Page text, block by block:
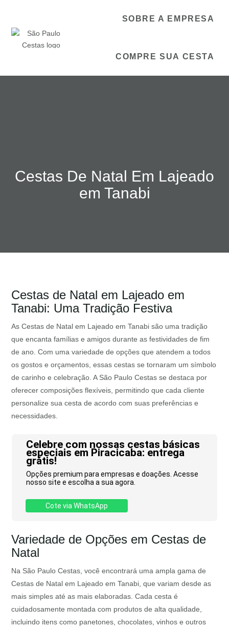
SOBRE A EMPRESA
COMPRE SUA CESTA
Cestas De Natal Em Lajeado
em Tanabi
Cestas de Natal em Lajeado em
Tanabi: Uma Tradição Festiva
As Cestas de Natal em Lajeado em Tanabi são uma tradição
que encanta famílias e amigos durante as festividades de fim
de ano. Com uma variedade de opções que atendem a todos
os gostos e orçamentos, essas cestas se tornaram um símbolo
de carinho e celebração. A São Paulo Cestas se destaca por
oferecer composições flexíveis, permitindo que cada cliente
personalize sua cesta de acordo com suas preferências e
necessidades.
Celebre com nossas cestas básicas
especiais em Piracicaba: entrega
grátis!
Opções premium para empresas e doações. Acesse
nosso site e escolha a sua agora.
Cote via WhatsApp
Variedade de Opções em Cestas de
Natal
Na São Paulo Cestas, você encontrará uma ampla gama de
Cestas de Natal em Lajeado em Tanabi, que variam desde as
mais simples até as mais elaboradas. Cada cesta é
cuidadosamente montada com produtos de alta qualidade,
incluindo itens como panetones, chocolates, vinhos e outros